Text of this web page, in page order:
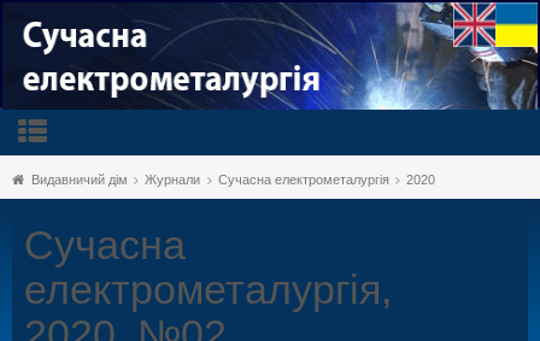
Видавничий дім Журнали Сучасна електрометалургія 2020
Сучасна
електрометалургія,